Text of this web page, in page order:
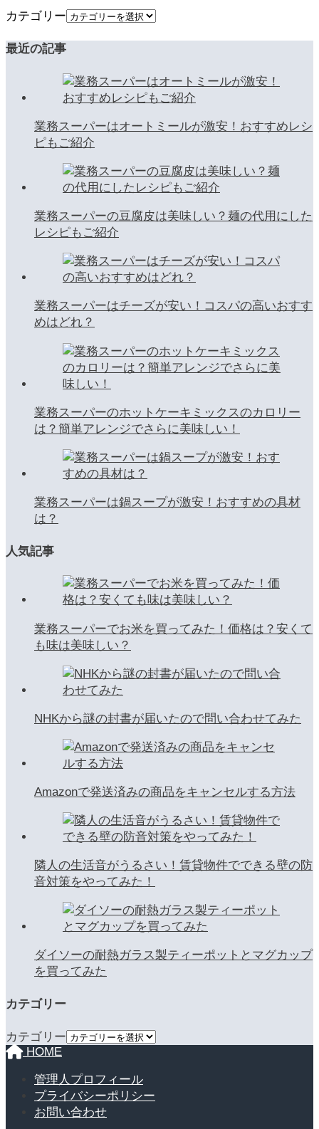
カテゴリー
最近の記事
業務スーパーはオートミールが激安！おすすめレシ
ピもご紹介
業務スーパーの豆腐皮は美味しい？麺の代用にした
レシピもご紹介
業務スーパーはチーズが安い！コスパの高いおすす
めはどれ？
業務スーパーのホットケーキミックスのカロリー
は？簡単アレンジでさらに美味しい！
業務スーパーは鍋スープが激安！おすすめの具材
は？
人気記事
業務スーパーでお米を買ってみた！価格は？安くて
も味は美味しい？
NHKから謎の封書が届いたので問い合わせてみた
Amazonで発送済みの商品をキャンセルする方法
隣人の生活音がうるさい！賃貸物件でできる壁の防
音対策をやってみた！
ダイソーの耐熱ガラス製ティーポットとマグカップ
を買ってみた
カテゴリー
カテゴリー
HOME
管理人プロフィール
プライバシーポリシー
お問い合わせ